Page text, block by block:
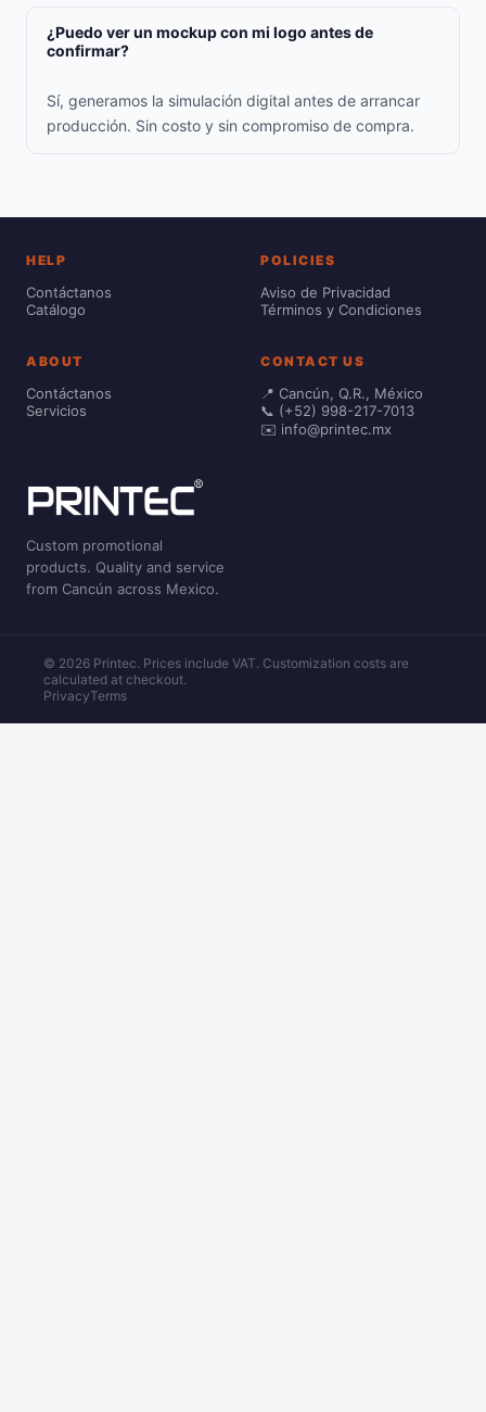
¿Puedo ver un mockup con mi logo antes de
confirmar?
Sí, generamos la simulación digital antes de arrancar
producción. Sin costo y sin compromiso de compra.
HELP
Contáctanos
Catálogo
POLICIES
Aviso de Privacidad
Términos y Condiciones
ABOUT
Contáctanos
Servicios
CONTACT US
📍 Cancún, Q.R., México
📞 (+52) 998-217-7013
✉️ info@printec.mx
Custom promotional
products. Quality and service
from Cancún across Mexico.
© 2026 Printec. Prices include VAT. Customization costs are
calculated at checkout.
PrivacyTerms